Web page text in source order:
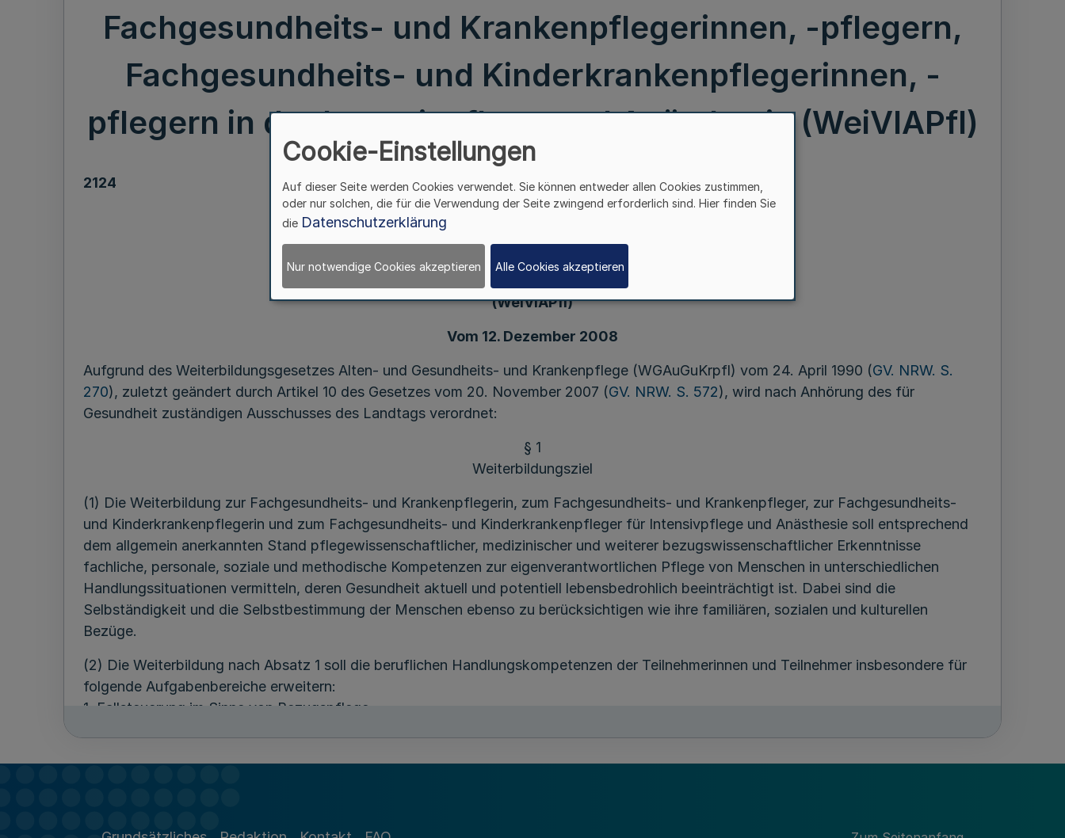
Fachgesundheits- und Krankenpflegerinnen, -pflegern,
Fachgesundheits- und Kinderkrankenpflegerinnen, -
pflegern in der Intensivpflege und Anästhesie (WeiVIAPfl)
2124
Weiterbildungs- und Prüfungsverordnung
Fachgesundheits- und Kinderkrankenpflegerinnen, -pflegern
(WeiVIAPfl)
Vom 12. Dezember 2008
Aufgrund des Weiterbildungsgesetzes Alten- und Gesundheits- und Krankenpflege (WGAuGuKrpfl) vom 24. April 1990 (GV. NRW. S.
270), zuletzt geändert durch Artikel 10 des Gesetzes vom 20. November 2007 (GV. NRW. S. 572), wird nach Anhörung des für
Gesundheit zuständigen Ausschusses des Landtags verordnet:
§ 1
Weiterbildungsziel
(1) Die Weiterbildung zur Fachgesundheits- und Krankenpflegerin, zum Fachgesundheits- und Krankenpfleger, zur Fachgesundheits-
und Kinderkrankenpflegerin und zum Fachgesundheits- und Kinderkrankenpfleger für Intensivpflege und Anästhesie soll entsprechend
dem allgemein anerkannten Stand pflegewissenschaftlicher, medizinischer und weiterer bezugswissenschaftlicher Erkenntnisse
fachliche, personale, soziale und methodische Kompetenzen zur eigenverantwortlichen Pflege von Menschen in unterschiedlichen
Handlungssituationen vermitteln, deren Gesundheit aktuell und potentiell lebensbedrohlich beeinträchtigt ist. Dabei sind die
Selbständigkeit und die Selbstbestimmung der Menschen ebenso zu berücksichtigen wie ihre familiären, sozialen und kulturellen
Bezüge.
(2) Die Weiterbildung nach Absatz 1 soll die beruflichen Handlungskompetenzen der Teilnehmerinnen und Teilnehmer insbesondere für
folgende Aufgabenbereiche erweitern:
1. Fallsteuerung im Sinne von Bezugspflege,
2. Professionelles Handeln in komplexen Pflegesituationen,
Cookie-Einstellungen
Auf dieser Seite werden Cookies verwendet. Sie können entweder allen Cookies zustimmen,
oder nur solchen, die für die Verwendung der Seite zwingend erforderlich sind. Hier finden Sie
die Datenschutzerklärung
Nur notwendige Cookies akzeptieren Alle Cookies akzeptieren